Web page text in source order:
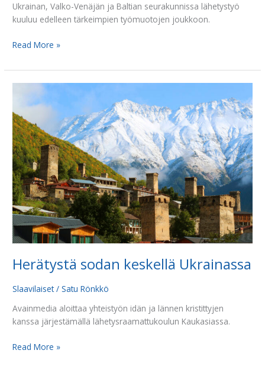
Ukrainan, Valko-Venäjän ja Baltian seurakunnissa lähetystyö
kuuluu edelleen tärkeimpien työmuotojen joukkoon.
Read More »
Herätystä sodan keskellä Ukrainassa
Slaavilaiset/Satu Rönkkö
Avainmedia aloittaa yhteistyön idän ja lännen kristittyjen
kanssa järjestämällä lähetysraamattukoulun Kaukasiassa.
Herätystä
sodan
keskellä
Ukrainassa
Read More »